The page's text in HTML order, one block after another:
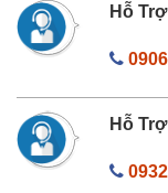
Hỗ
Hỗ